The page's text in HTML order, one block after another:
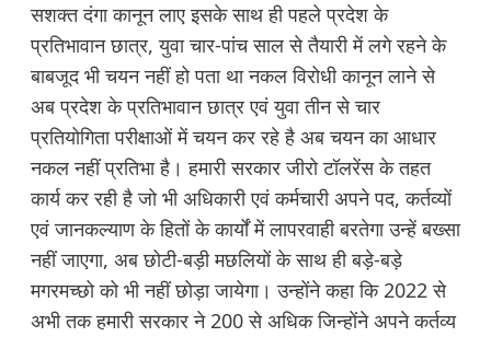
सशक्त दंगा कानून लाए इसके साथ ही पहले प्रदेश के
प्रतिभावान छात्र, युवा चार-पांच साल से तैयारी में लगे रहने के
बाबजूद भी चयन नहीं हो पता था नकल विरोधी कानून लाने से
अब प्रदेश के प्रतिभावान छात्र एवं युवा तीन से चार
प्रतियोगिता परीक्षाओं में चयन कर रहे है अब चयन का आधार
नकल नहीं प्रतिभा है। हमारी सरकार जीरो टॉलरेंस के तहत
कार्य कर रही है जो भी अधिकारी एवं कर्मचारी अपने पद, कर्तव्यों
एवं जानकल्याण के हितों के कार्यों में लापरवाही बरतेगा उन्हें बख्सा
नहीं जाएगा, अब छोटी-बड़ी मछलियों के साथ ही बड़े-बड़े
मगरमच्छो को भी नहीं छोड़ा जायेगा। उन्होंने कहा कि 2022 से
अभी तक हमारी सरकार ने 200 से अधिक जिन्होंने अपने कर्तव्य